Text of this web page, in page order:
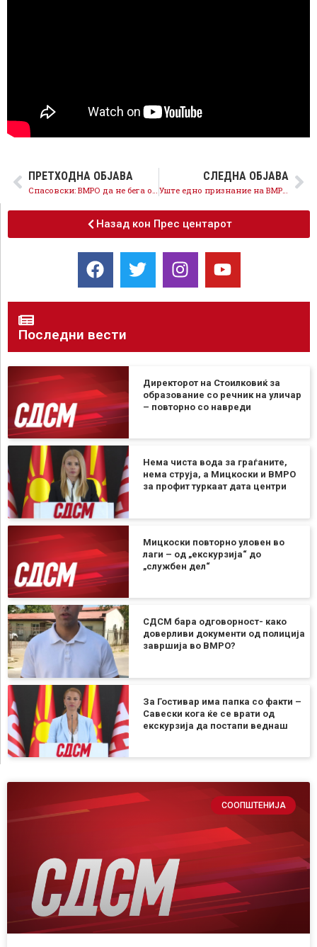
ПРЕТХОДНА ОБЈАВА СЛЕДНА ОБЈАВА
Уште едно признание на ВМРО-ОКГ дека се со бугарски пасоши, го одбија законот за двојни државјанства на СДСМ
Назад кон Прес центарот
Последни вести
Директорот на Стоилковиќ за
образование со речник на уличар
– повторно со навреди
Нема чиста вода за граѓаните,
нема струја, а Мицкоски и ВМРО
за профит туркаат дата центри
Мицкоски повторно уловен во
лаги – од „екскурзија“ до
„службен дел“
СДСМ бара одговорност- како
доверливи документи од полиција
завршија во ВМРО?
За Гостивар има папка со факти –
Савески кога ќе се врати од
екскурзија да постапи веднаш
СООПШТЕНИЈА